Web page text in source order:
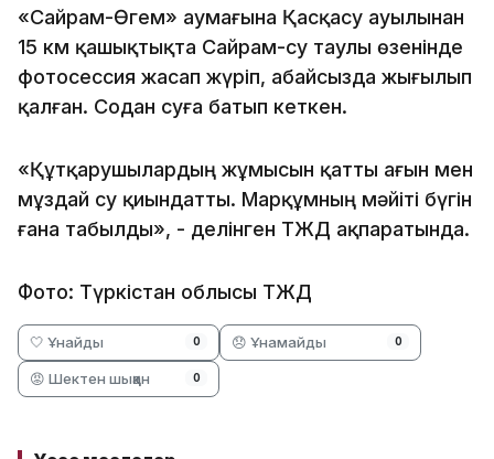
«Сайрам-Өгем» аумағына Қасқасу ауылынан
15 км қашықтықта Сайрам-су таулы өзенінде
фотосессия жасап жүріп, абайсызда жығылып
қалған. Содан суға батып кеткен.
«Құтқарушылардың жұмысын қатты ағын мен
мұздай су қиындатты. Марқұмның мәйіті бүгін
ғана табылды», - делінген ТЖД ақпаратында.
Фото: Түркістан облысы ТЖД
🤍 Ұнайды 0 😞 Ұнамайды 0
😡 Шектен шыққан 0